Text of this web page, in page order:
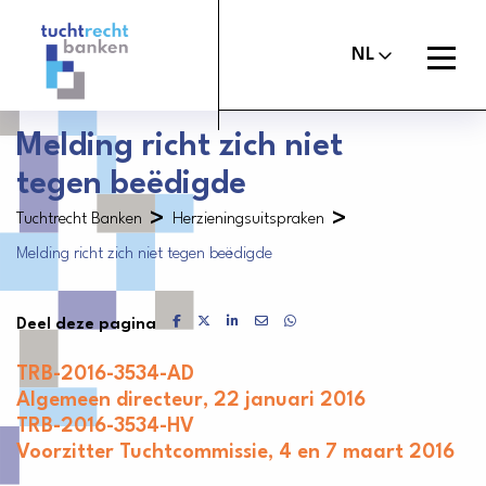
logo
Maak melding
Uitspraken
Over het tuchtrecht
Nieuws
Contact
Tuchtcommissie banken
Commissie van Beroep Banken
NL
Open
menu
Melding richt zich niet
tegen beëdigde
Tuchtrecht Banken > Herzieningsuitspraken >
Melding richt zich niet tegen beëdigde
Deel deze pagina Delen via Facebook
Delen via X
Delen via LinkedIn
Delen via Mail
Delen via WhatsApp
TRB-2016-3534-AD
Algemeen directeur, 22 januari 2016
TRB-2016-3534-HV
Voorzitter Tuchtcommissie, 4 en 7 maart 2016